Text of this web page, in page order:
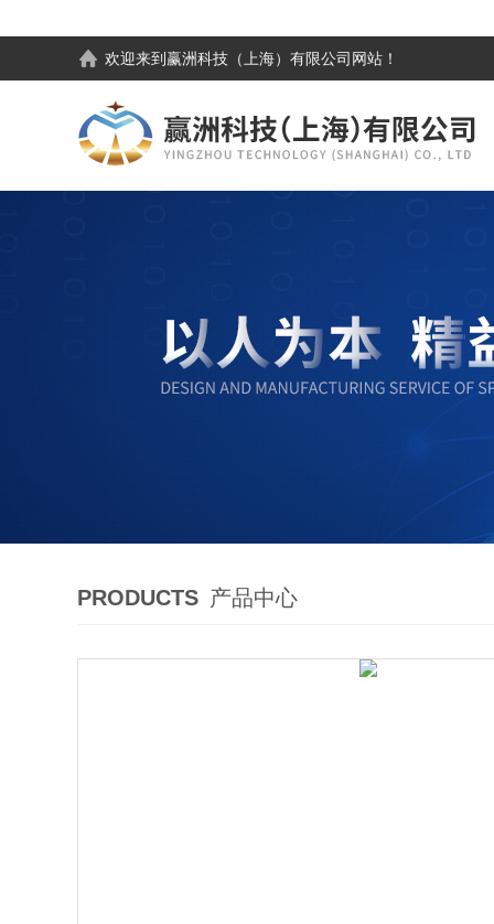
欢迎来到 赢洲科技（上海）有限公司 网站！
PRODUCTS 产品中心